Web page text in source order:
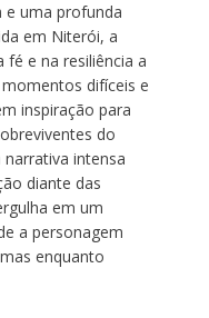
e uma profunda
em Niterói, a
e na resiliência a
difíceis e
inspiração para
do
narrativa intensa
diante das
em um
a personagem
enquanto